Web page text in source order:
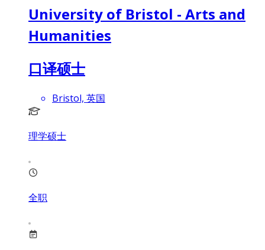
University of Bristol - Arts and
Humanities
口译硕士
Bristol, 英国
理学硕士
全职